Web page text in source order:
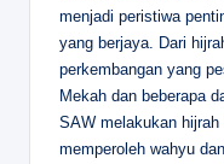
menjadi peristiwa
yang berjaya. Dari
perkembangan yang
Mekah dan beberapa
SAW melakukan
memperoleh wahyu